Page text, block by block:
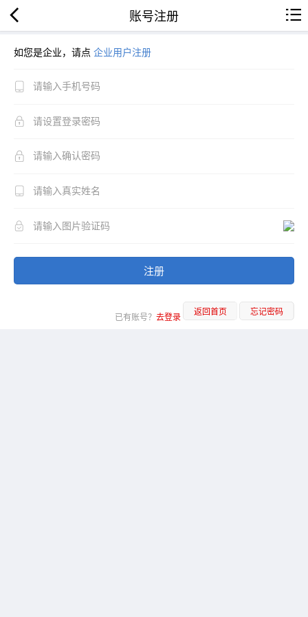
账号注册
如您是企业，请点 企业用户注册
注册
已有账号？ 去登录 返回首页 忘记密码